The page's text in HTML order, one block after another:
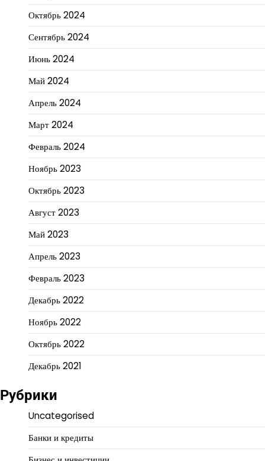
Октябрь 2024
Сентябрь 2024
Июнь 2024
Май 2024
Апрель 2024
Март 2024
Февраль 2024
Ноябрь 2023
Октябрь 2023
Август 2023
Май 2023
Апрель 2023
Февраль 2023
Декабрь 2022
Ноябрь 2022
Октябрь 2022
Декабрь 2021
Рубрики
Uncategorised
Банки и кредиты